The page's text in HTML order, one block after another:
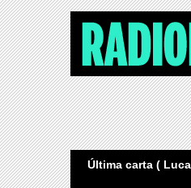
Última carta (